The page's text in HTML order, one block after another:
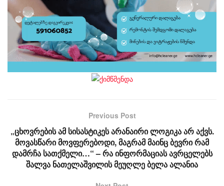
Previous Post
„ცხოვრების ამ სისასტიკეს არანაირი ლოგიკა არ აქვს.
მოვასწარი მოვფერებოდი, მაგრამ მაინც ბევრი რამ
დამრჩა სათქმელი…“ – რა ინფორმაციას ავრცელებს
შალვა ნათელაშვილის მეუღლე ბელა ალანია